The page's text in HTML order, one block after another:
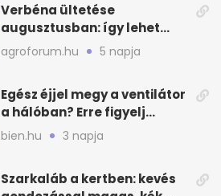
Verbéna ültetése
augusztusban: így lehet
még idén virágos a kert
agroforum.hu 5 napja
Egész éjjel megy a ventilátor
a hálóban? Erre figyelj
alvásnál nyáron
bien.hu 3 napja
Szarkaláb a kertben: kevés